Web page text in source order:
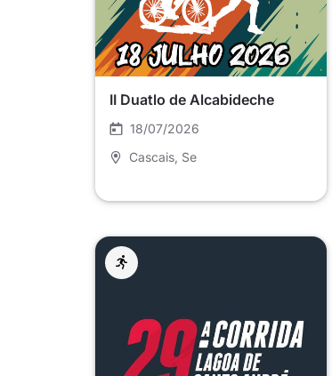
II Duatlo de Alcabideche
18/07/2026
Cascais , Se